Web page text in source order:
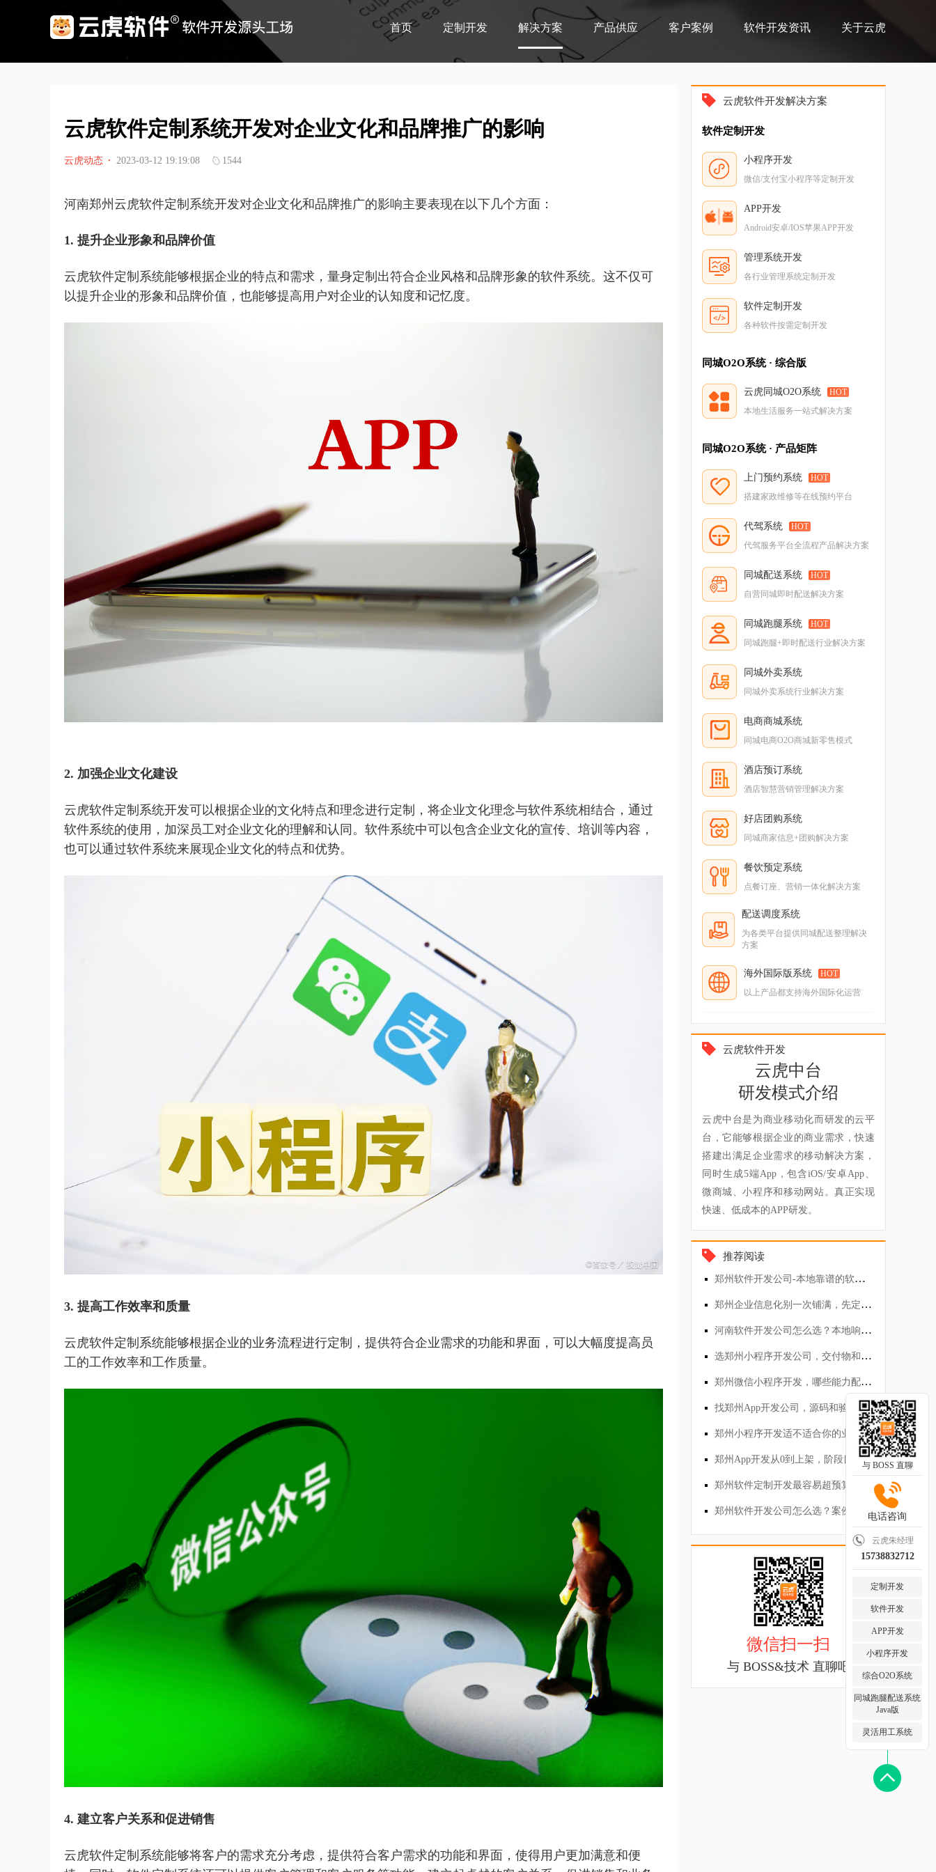
首页 定制开发 解决方案 产品供应 客户案例 软件开发资讯 关于云虎
云虎软件定制系统开发对企业文化和品牌推广的影响
云虎动态 · 2023-03-12 19:19:08 1544
河南郑州云虎软件定制系统开发对企业文化和品牌推广的影响主要表现在以下几个方面：
1. 提升企业形象和品牌价值
云虎软件定制系统能够根据企业的特点和需求，量身定制出符合企业风格和品牌形象的软件系统。这不仅可
以提升企业的形象和品牌价值，也能够提高用户对企业的认知度和记忆度。
2. 加强企业文化建设
云虎软件定制系统开发可以根据企业的文化特点和理念进行定制，将企业文化理念与软件系统相结合，通过
软件系统的使用，加深员工对企业文化的理解和认同。软件系统中可以包含企业文化的宣传、培训等内容，
也可以通过软件系统来展现企业文化的特点和优势。
3. 提高工作效率和质量
云虎软件定制系统能够根据企业的业务流程进行定制，提供符合企业需求的功能和界面，可以大幅度提高员
工的工作效率和工作质量。
4. 建立客户关系和促进销售
云虎软件定制系统能够将客户的需求充分考虑，提供符合客户需求的功能和界面，使得用户更加满意和便
云虎软件开发解决方案
软件定制开发
小程序开发
微信/支付宝小程序等定制开发
APP开发
Android安卓/IOS苹果APP开发
管理系统开发
各行业管理系统定制开发
软件定制开发
各种软件按需定制开发
同城O2O系统 · 综合版
云虎同城O2O系统
HOT
本地生活服务一站式解决方案
同城O2O系统 · 产品矩阵
上门预约系统
HOT
搭建家政维修等在线预约平台
代驾系统
HOT
代驾服务平台全流程产品解决方案
同城配送系统
HOT
自营同城即时配送解决方案
同城跑腿系统
HOT
同城跑腿+即时配送行业解决方案
同城外卖系统
同城外卖系统行业解决方案
电商商城系统
同城电商O2O商城新零售模式
酒店预订系统
酒店智慧营销管理解决方案
好店团购系统
同城商家信息+团购解决方案
餐饮预定系统
点餐订座、营销一体化解决方案
配送调度系统
为各类平台提供同城配送整理解决
方案
海外国际版系统
HOT
以上产品都支持海外国际化运营
云虎软件开发
云虎中台
研发模式介绍
云虎中台是为商业移动化而研发的云平
台，它能够根据企业的商业需求，快速
搭建出满足企业需求的移动解决方案，
同时生成5端App，包含iOS/安卓App、
微商城、小程序和移动网站。真正实现
快速、低成本的APP研发。
推荐阅读
郑州软件开发公司-本地靠谱的软件开发公司
郑州企业信息化别一次铺满，先定最小可用系统
河南软件开发公司怎么选？本地响应和远程外包差在哪
选郑州小程序开发公司，交付物和改需求怎么谈
郑州微信小程序开发，哪些能力配齐才算闭环
找郑州App开发公司，源码和验收别含糊
郑州小程序开发适不适合你的业务？先看场景
郑州App开发从0到上架，阶段目标怎么定
郑州软件开发公司怎么选？案例页之外还要看什么
微信扫一扫
与 BOSS&技术 直聊吧
与 BOSS 直聊
电话咨询
云虎朱经理
15738832712
定制开发
软件开发
APP开发
小程序开发
综合O2O系统
同城跑腿配送系统
Java版
灵活用工系统